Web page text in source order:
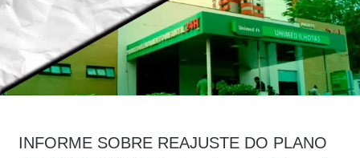
INFORME SOBRE REAJUSTE DO PLANO